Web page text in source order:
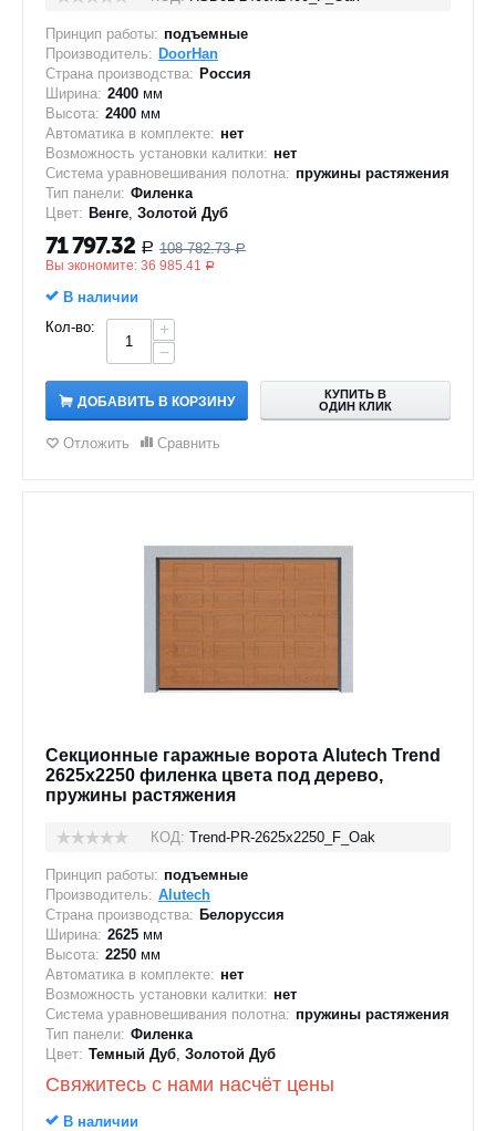
Принцип работы: подъемные
Производитель: DoorHan
Страна производства: Россия
Ширина: 2400 мм
Высота: 2400 мм
Автоматика в комплекте: нет
Возможность установки калитки: нет
Система уравновешивания полотна: пружины растяжения
Тип панели: Филенка
Цвет: Венге, Золотой Дуб
71 797.32 Р 108 782.73 Р
Вы экономите: 36 985.41 Р
В наличии
Кол-во:
+
−
ДОБАВИТЬ В КОРЗИНУ
КУПИТЬ В
ОДИН КЛИК
Отложить Сравнить
Секционные гаражные ворота Alutech Trend
2625x2250 филенка цвета под дерево,
пружины растяжения
КОД: Trend-PR-2625х2250_F_Oak
Принцип работы: подъемные
Производитель: Alutech
Страна производства: Белоруссия
Ширина: 2625 мм
Высота: 2250 мм
Автоматика в комплекте: нет
Возможность установки калитки: нет
Система уравновешивания полотна: пружины растяжения
Тип панели: Филенка
Цвет: Темный Дуб, Золотой Дуб
Свяжитесь с нами насчёт цены
В наличии